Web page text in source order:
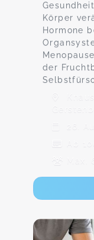
Körper
Hormone
der
26.
Ab
Max.